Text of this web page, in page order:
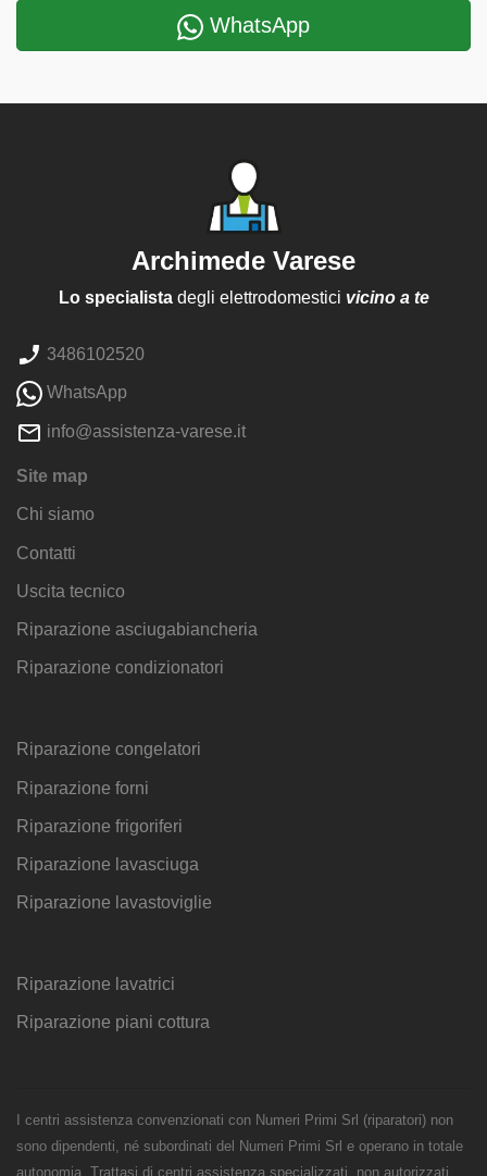
WhatsApp
Archimede Varese
Lo specialistadegli elettrodomestici vicino a te
3486102520
WhatsApp
info@assistenza-varese.it
Site map
Chi siamo
Contatti
Uscita tecnico
Riparazione asciugabiancheria
Riparazione condizionatori
Riparazione congelatori
Riparazione forni
Riparazione frigoriferi
Riparazione lavasciuga
Riparazione lavastoviglie
Riparazione lavatrici
Riparazione piani cottura
I centri assistenza convenzionati con Numeri Primi Srl (riparatori) non
sono dipendenti, né subordinati del Numeri Primi Srl e operano in totale
autonomia. Trattasi di centri assistenza specializzati, non autorizzati